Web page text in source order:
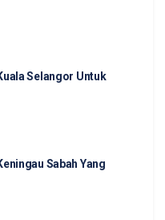
Selangor Untuk
Sabah Yang